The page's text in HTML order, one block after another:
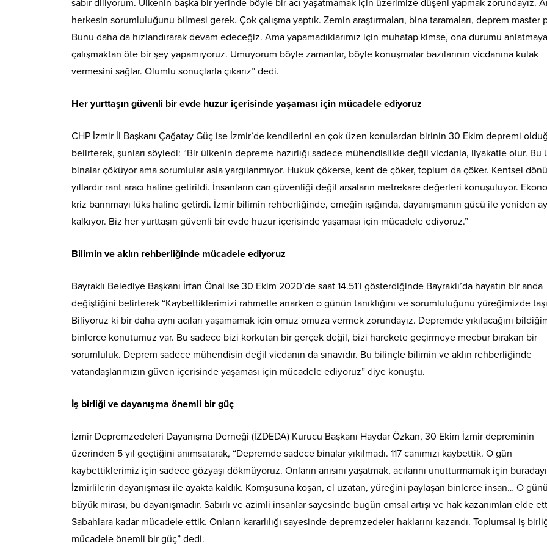
sabır diliyorum. Ülkenin başka bir yerinde böyle bir acı yaşatmamak için üzerimize düşeni yapmak zorundayız.
herkesin sorumluluğunu bilmesi gerek. Çok çalışma yaptık. Zemin araştırmaları, bina taramaları, deprem master
Bunu daha da hızlandırarak devam edeceğiz. Ama yapamadıklarımız için muhatap kimse, ona durumu anlatmaya
çalışmaktan öte bir şey yapamıyoruz. Umuyorum böyle zamanlar, böyle konuşmalar bazılarının vicdanına kulak
vermesini sağlar. Olumlu sonuçlarla çıkarız” dedi.
Her yurttaşın güvenli bir evde huzur içerisinde yaşaması için mücadele ediyoruz
CHP İzmir İl Başkanı Çağatay Güç ise İzmir’de kendilerini en çok üzen konulardan birinin 30 Ekim depremi
belirterek, şunları söyledi: “Bir ülkenin depreme hazırlığı sadece mühendislikle değil vicdanla, liyakatle olur. Bu
binalar çöküyor ama sorumlular asla yargılanmıyor. Hukuk çökerse, kent de çöker, toplum da çöker. Kentsel
yıllardır rant aracı haline getirildi. İnsanların can güvenliği değil arsaların metrekare değerleri konuşuluyor.
kriz barınmayı lüks haline getirdi. İzmir bilimin rehberliğinde, emeğin ışığında, dayanışmanın gücü ile yeniden
kalkıyor. Biz her yurttaşın güvenli bir evde huzur içerisinde yaşaması için mücadele ediyoruz.”
Bilimin ve aklın rehberliğinde mücadele ediyoruz
Bayraklı Belediye Başkanı İrfan Önal ise 30 Ekim 2020’de saat 14.51’i gösterdiğinde Bayraklı’da hayatın bir anda
değiştiğini belirterek “Kaybettiklerimizi rahmetle anarken o günün tanıklığını ve sorumluluğunu yüreğimizde
Biliyoruz ki bir daha aynı acıları yaşamamak için omuz omuza vermek zorundayız. Depremde yıkılacağını
binlerce konutumuz var. Bu sadece bizi korkutan bir gerçek değil, bizi harekete geçirmeye mecbur bırakan bir
sorumluluk. Deprem sadece mühendisin değil vicdanın da sınavıdır. Bu bilinçle bilimin ve aklın rehberliğinde
vatandaşlarımızın güven içerisinde yaşaması için mücadele ediyoruz” diye konuştu.
İş birliği ve dayanışma önemli bir güç
İzmir Depremzedeleri Dayanışma Derneği (İZDEDA) Kurucu Başkanı Haydar Özkan, 30 Ekim İzmir depreminin
üzerinden 5 yıl geçtiğini anımsatarak, “Depremde sadece binalar yıkılmadı. 117 canımızı kaybettik. O gün
kaybettiklerimiz için sadece gözyaşı dökmüyoruz. Onların anısını yaşatmak, acılarını unutturmamak için
İzmirlilerin dayanışması ile ayakta kaldık. Komşusuna koşan, el uzatan, yüreğini paylaşan binlerce insan… O
büyük mirası, bu dayanışmadır. Sabırlı ve azimli insanlar sayesinde bugün emsal artışı ve hak kazanımları elde
Sabahlara kadar mücadele ettik. Onların kararlılığı sayesinde depremzedeler haklarını kazandı. Toplumsal iş
mücadele önemli bir güç” dedi.